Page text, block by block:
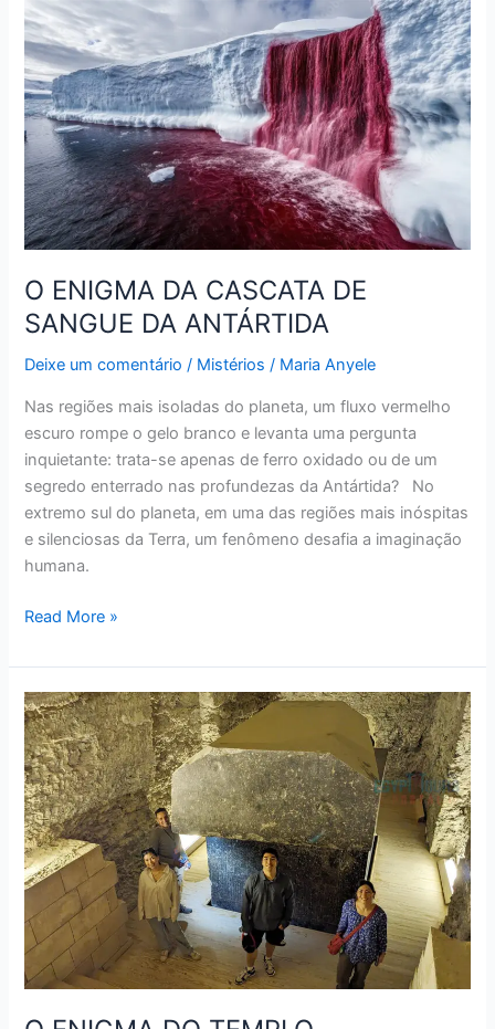
O ENIGMA DA CASCATA DE
SANGUE DA ANTÁRTIDA
Deixe um comentário / Mistérios / Maria Anyele
Nas regiões mais isoladas do planeta, um fluxo vermelho
escuro rompe o gelo branco e levanta uma pergunta
inquietante: trata-se apenas de ferro oxidado ou de um
segredo enterrado nas profundezas da Antártida? No
extremo sul do planeta, em uma das regiões mais inóspitas
e silenciosas da Terra, um fenômeno desafia a imaginação
humana.
O
ENIGMA
DA
CASCATA
DE
SANGUE
DA
ANTÁRTIDA
Read More »
O
ENIGMA
DO
TEMPLO
SERAPEUM:
SARCÓFAGOS
IMPOSSÍVEIS
E
A
SOMBRA
DOS
FARAÓS
GIGANTES